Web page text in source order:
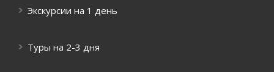
Экскурсии на 1 день
Туры на 2-3 дня